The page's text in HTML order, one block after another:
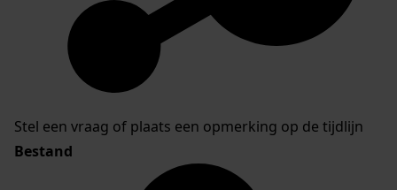
Stel een vraag of plaats een opmerking op de tijdlijn
Bestand